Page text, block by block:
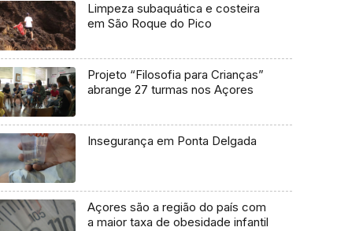
Limpeza subaquática e costeira
em São Roque do Pico
Projeto “Filosofia para Crianças”
abrange 27 turmas nos Açores
Insegurança em Ponta Delgada
Açores são a região do país com
a maior taxa de obesidade infantil